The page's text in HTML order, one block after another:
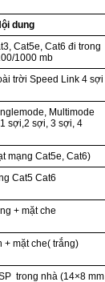
dung
Cat5e, Cat6 đi trong
1000 mb
trời Speed Link 4 sợi
Multimode
sợi,2 sợi, 3 sợi, 4
mạng Cat5e, Cat6)
Cat5 Cat6
+ mặt che
+ mặt che( trắng)
trong nhà (14×8 mm